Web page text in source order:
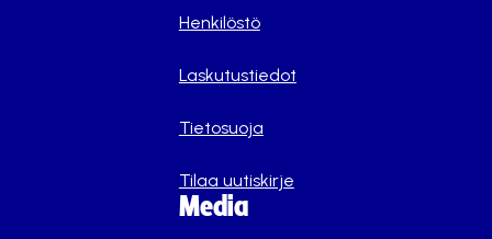
Henkilöstö
Laskutustiedot
Tietosuoja
Tilaa uutiskirje
Media